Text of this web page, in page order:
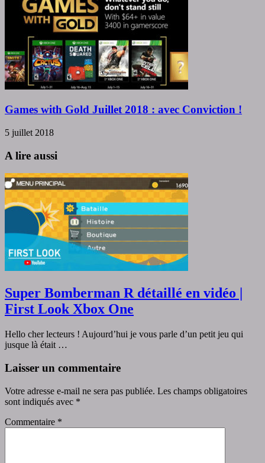
Games with Gold Juillet 2018 : avec Conviction !
5 juillet 2018
A lire aussi
Super Bomberman R détaillé en vidéo |
First Look Xbox One
Hello cher lecteurs ! Aujourd’hui je vous parle d’un petit jeu qui
jusque là était …
Laisser un commentaire
Votre adresse e-mail ne sera pas publiée. Les champs obligatoires
sont indiqués avec *
Commentaire *